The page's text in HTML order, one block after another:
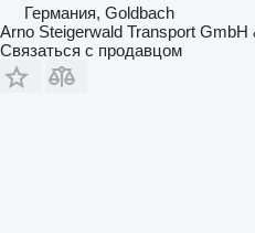
Германия, Goldbach
Arno Steigerwald Transport GmbH
Связаться с продавцом